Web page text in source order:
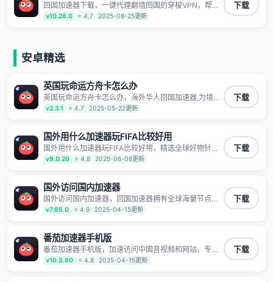
回国加速器下载，一键代理翻墙回国的穿梭VPN，帮助
海外华人留学生及港澳台地区用户破除地区版权限制问
题，一键降低游戏延迟，加速访问中国网站、游戏及应
v10.28.0 ⭐ 4.7 2025-08-25更新
下载
安卓精选
英国玩命运方舟卡怎么办
英国玩命运方舟卡怎么办，海外华人回国加速器,为境外
华人解决海外怎么听歌?海外怎么看剧?海外怎么玩游戏
不卡等境外难题,全球回国稳定国内节点,专业、流畅加速
v2.3.1 ⭐ 4.7 2025-05-22更新
下载
国外用什么加速器玩FIFA比较好用
国外用什么加速器玩FIFA比较好用，精选全球好物针对
海外华人、留学生和海外出差用户打造的一款高质量专
属回国加速器,只要身处海外即可一键加速畅享国内网络:
公、炒股等多场景的应用及网络加速
v9.0.20 ⭐ 4.8 2025-06-08更新
下载
国外访问国内加速器
国外访问国内加速器，回国加速器拥有全球海量节点覆
盖，运营商专线不卡顿超稳定，专为海外华人和留学生
打造，帮助海外华人免除地域限制，随时高速稳定低延
v7.85.0 ⭐ 4.9 2025-04-15更新
下载
番茄加速器手机版
番茄加速器手机版，加速访问中国音视频和网站，专业
回国加速器，帮你加速访问优酷、bilibili、腾讯视频、爱
奇艺等，加速国服游戏，例如原神、阴阳师、和平精
v10.3.80 ⭐ 4.8 2025-04-15更新
下载